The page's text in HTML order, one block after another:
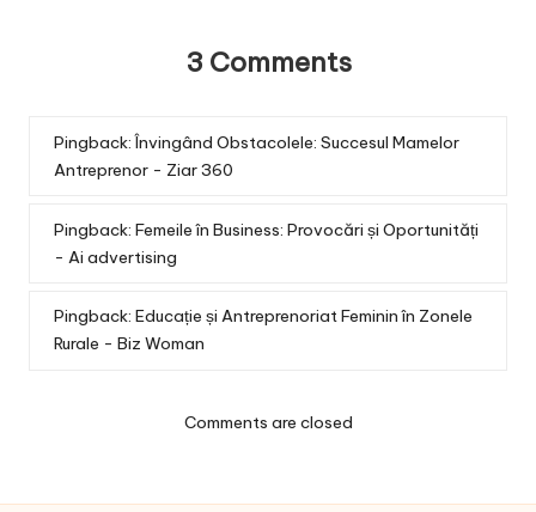
3 Comments
Pingback:Învingând Obstacolele: Succesul Mamelor
Antreprenor - Ziar 360
Pingback: Femeile în Business: Provocări și Oportunități
- Ai advertising
Pingback: Educație și Antreprenoriat Feminin în Zonele
Rurale - Biz Woman
Comments are closed